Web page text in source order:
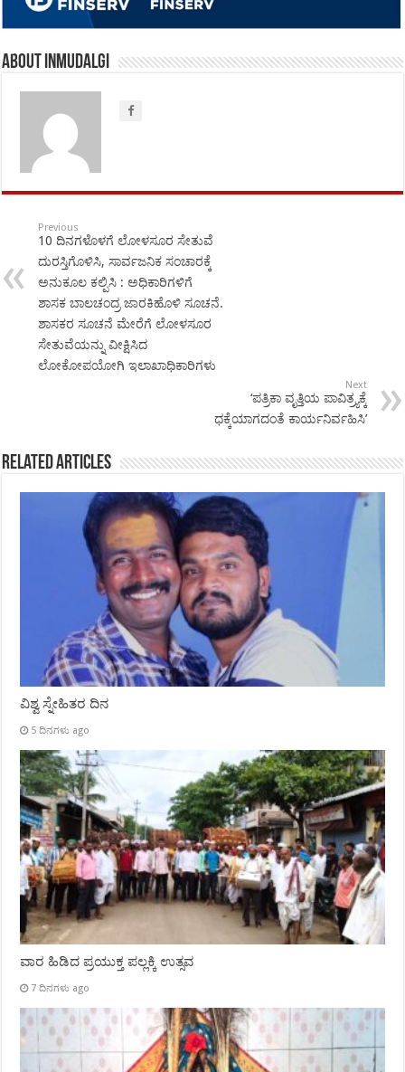
About inmudalgi
Previous
10 ದಿನಗಳೊಳಗೆ ಲೋಳಸೂರ ಸೇತುವೆ
ದುರಸ್ತಿಗೊಳಿಸಿ, ಸಾರ್ವಜನಿಕ ಸಂಚಾರಕ್ಕೆ
ಅನುಕೂಲ ಕಲ್ಪಿಸಿ : ಅಧಿಕಾರಿಗಳಿಗೆ
ಶಾಸಕ ಬಾಲಚಂದ್ರ ಜಾರಕಿಹೊಳಿ ಸೂಚನೆ.
ಶಾಸಕರ ಸೂಚನೆ ಮೇರೆಗೆ ಲೋಳಸೂರ
ಸೇತುವೆಯನ್ನು ವೀಕ್ಷಿಸಿದ
ಲೋಕೋಪಯೋಗಿ ಇಲಾಖಾಧಿಕಾರಿಗಳು
Next
‘ಪತ್ರಿಕಾ ವೃತ್ತಿಯ ಪಾವಿತ್ರ್ಯಕ್ಕೆ
ಧಕ್ಕೆಯಾಗದಂತೆ ಕಾರ್ಯನಿರ್ವಹಿಸಿ’
Related Articles
ವಿಶ್ವ ಸ್ನೇಹಿತರ ದಿನ
5 ದಿನಗಳು ago
ವಾರ ಹಿಡಿದ ಪ್ರಯುಕ್ತ ಪಲ್ಲಕ್ಕಿ ಉತ್ಸವ
7 ದಿನಗಳು ago